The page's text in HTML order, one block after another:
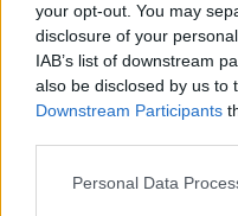
your opt-out. You may
disclosure of your
IAB’s list of downstream
also be disclosed by us to
Downstream Participants
Personal Data
09:27
Βερολίνο: «Στημένη
drone, σύμφωνα με τη
καμένη έκταση